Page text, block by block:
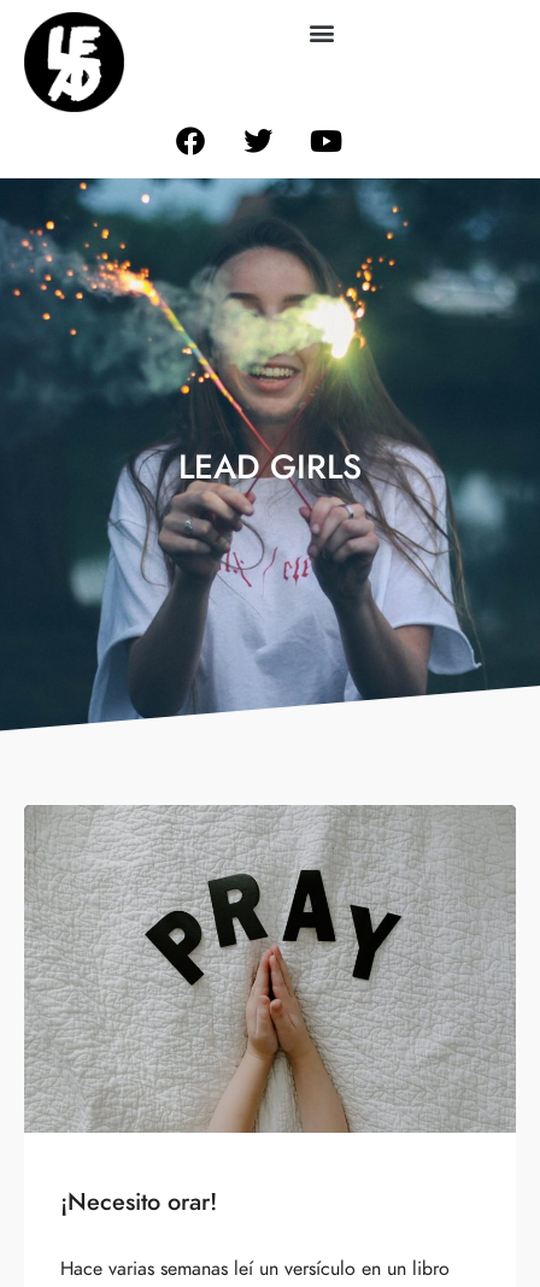
LEAD GIRLS
¡Necesito orar!
Hace varias semanas leí un versículo en un libro